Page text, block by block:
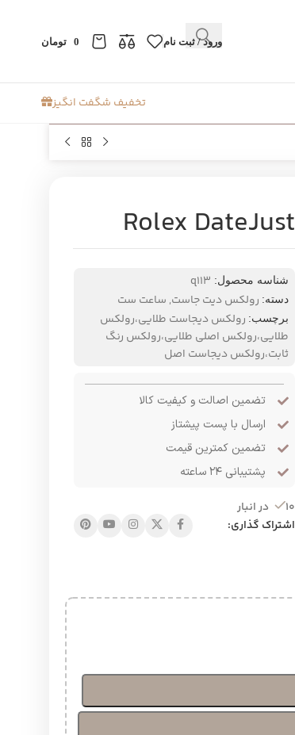
ورود / ثبت نام 0 تومان
تخفیف شگفت انگیز
شناسه محصول: q113
دسته: رولکس دیت جاست, ساعت ست
برچسب: رولکس دیجاست طلایی،رولکس
طلایی،رولکس اصلی طلایی،رولکس رنگ
ثابت،رولکس دیجاست اصل
تضمین اصالت و کیفیت کالا
ارسال با پست پیشتاز
تضمین کمترین قیمت
پشتیبانی ۲۴ ساعته
10 در انبار
اشتراک گذاری: